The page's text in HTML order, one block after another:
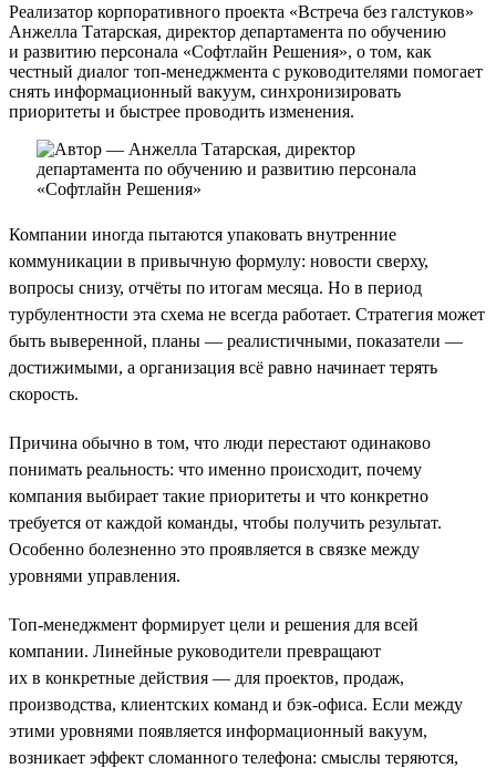
Реализатор корпоративного проекта «Встреча без галстуков»
Анжелла Татарская, директор департамента по обучению
и развитию персонала «Софтлайн Решения», о том, как
честный диалог топ-менеджмента с руководителями помогает
снять информационный вакуум, синхронизировать
приоритеты и быстрее проводить изменения.
Компании иногда пытаются упаковать внутренние
коммуникации в привычную формулу: новости сверху,
вопросы снизу, отчёты по итогам месяца. Но в период
турбулентности эта схема не всегда работает. Стратегия может
быть выверенной, планы — реалистичными, показатели —
достижимыми, а организация всё равно начинает терять
скорость.
Причина обычно в том, что люди перестают одинаково
понимать реальность: что именно происходит, почему
компания выбирает такие приоритеты и что конкретно
требуется от каждой команды, чтобы получить результат.
Особенно болезненно это проявляется в связке между
уровнями управления.
Топ-менеджмент формирует цели и решения для всей
компании. Линейные руководители превращают
их в конкретные действия — для проектов, продаж,
производства, клиентских команд и бэк-офиса. Если между
этими уровнями появляется информационный вакуум,
возникает эффект сломанного телефона: смыслы теряются,